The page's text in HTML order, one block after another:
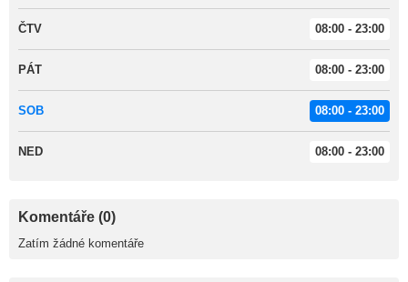
ČTV 08:00 - 23:00
PÁT 08:00 - 23:00
SOB 08:00 - 23:00
NED 08:00 - 23:00
Komentáře (0)
Zatím žádné komentáře